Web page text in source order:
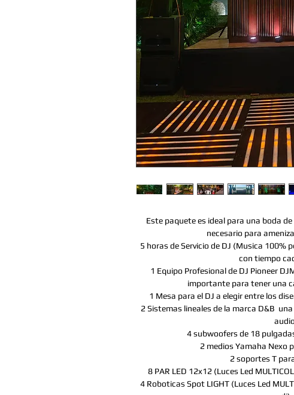
Este paquete es ideal para una boda
necesario para
5 horas de Servicio de DJ (Musica 100%
con tiempo
1 Equipo Profesional de DJ Pioneer
importante para tener una
1 Mesa para el DJ a elegir entre los
2 Sistemas lineales de la marca D&B
4 subwoofers de 18
2 medios Yamaha Nexo
2 soportes T
8 PAR LED 12x12 (Luces Led
4 Roboticas Spot LIGHT (Luces Led